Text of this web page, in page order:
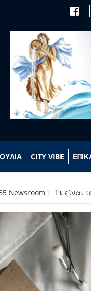
CITY VIBE
Newsroom Τι είναι